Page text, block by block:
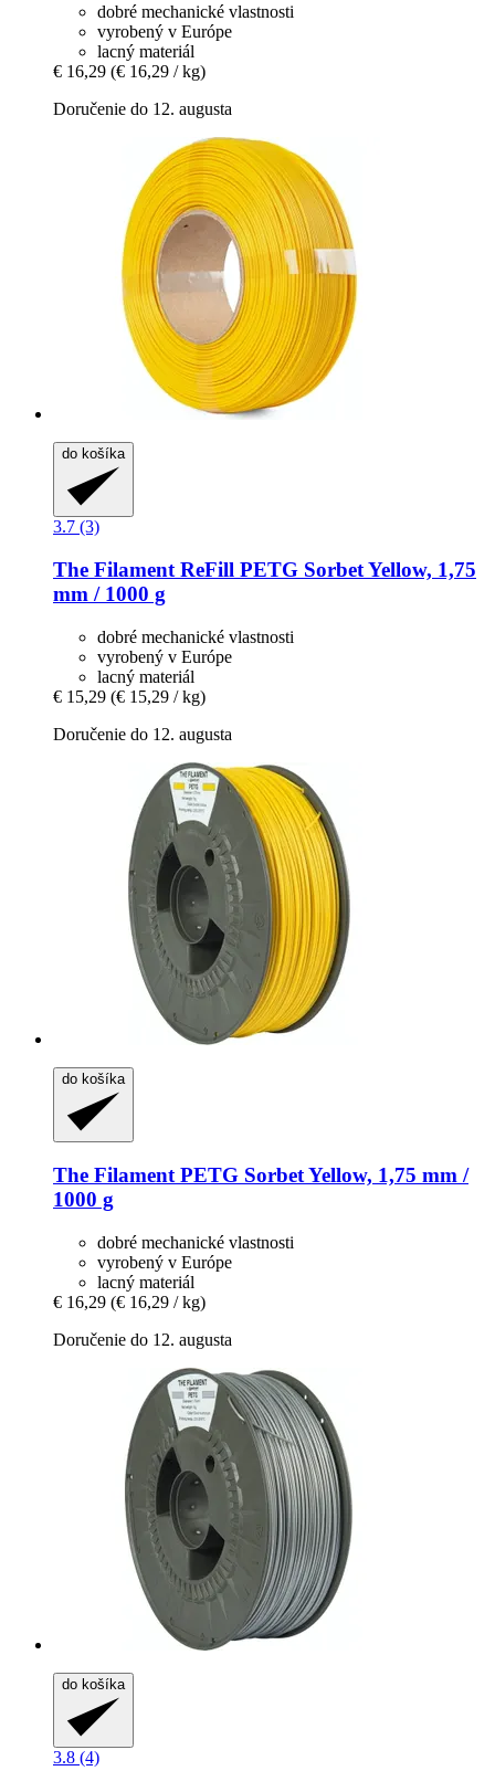
dobré mechanické vlastnosti
vyrobený v Európe
lacný materiál
€ 16,29 (€ 16,29 / kg)
Doručenie do 12. augusta
do košíka
3.7 (3)
The Filament ReFill PETG Sorbet Yellow, 1,75
mm / 1000 g
dobré mechanické vlastnosti
vyrobený v Európe
lacný materiál
€ 15,29 (€ 15,29 / kg)
Doručenie do 12. augusta
do košíka
The Filament PETG Sorbet Yellow, 1,75 mm /
1000 g
dobré mechanické vlastnosti
vyrobený v Európe
lacný materiál
€ 16,29 (€ 16,29 / kg)
Doručenie do 12. augusta
do košíka
3.8 (4)